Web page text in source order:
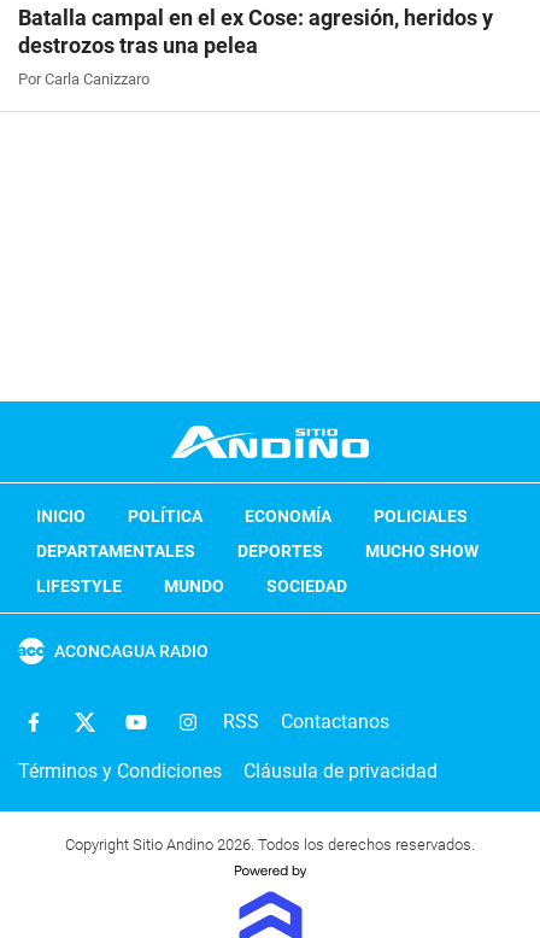
Batalla campal en el ex Cose: agresión, heridos y
destrozos tras una pelea
Por Carla Canizzaro
INICIO POLÍTICA ECONOMÍA
POLICIALES
DEPARTAMENTALES
DEPORTES
MUCHO SHOW
LIFESTYLE
MUNDO SOCIEDAD
ACONCAGUA RADIO
RSS Contactanos
Términos y Condiciones Cláusula de privacidad
Copyright Sitio Andino 2026. Todos los derechos reservados.